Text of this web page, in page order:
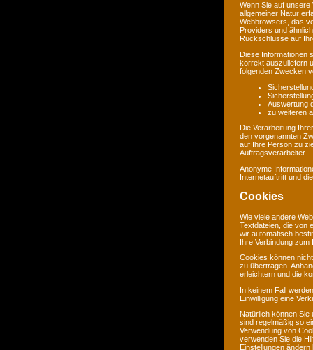
Wenn Sie auf
allgemeiner Natur
Webbrowsers, das
Providers und
Rückschlüsse auf
Diese Informationen
korrekt auszuliefern
folgenden Zwecken
Auswertung
zu weiteren
Die Verarbeitung
den vorgenannten
auf Ihre Person zu
Auftragsverarbeiter.
Anonyme
Internetauftritt und
Cookies
Wie viele andere
Textdateien, die von
wir automatisch
Ihre Verbindung zum
Cookies können
zu übertragen.
erleichtern und die
In keinem Fall
Einwilligung eine
Natürlich können
sind regelmäßig so
Verwendung von
verwenden Sie die
Einstellungen